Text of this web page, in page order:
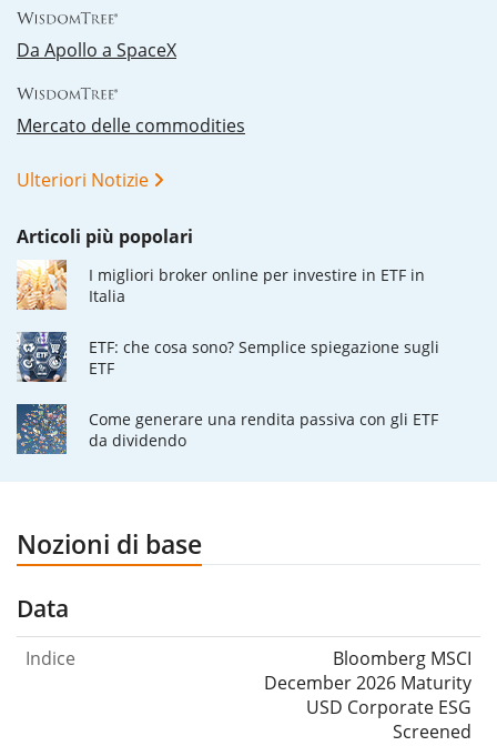
Da Apollo a SpaceX
Mercato delle commodities
Ulteriori Notizie
Articoli più popolari
I migliori broker online per investire in ETF in
Italia
ETF: che cosa sono? Semplice spiegazione sugli
ETF
Come generare una rendita passiva con gli ETF
da dividendo
Nozioni di base
Data
Indice
Bloomberg MSCI
December 2026 Maturity
USD Corporate ESG
Screened